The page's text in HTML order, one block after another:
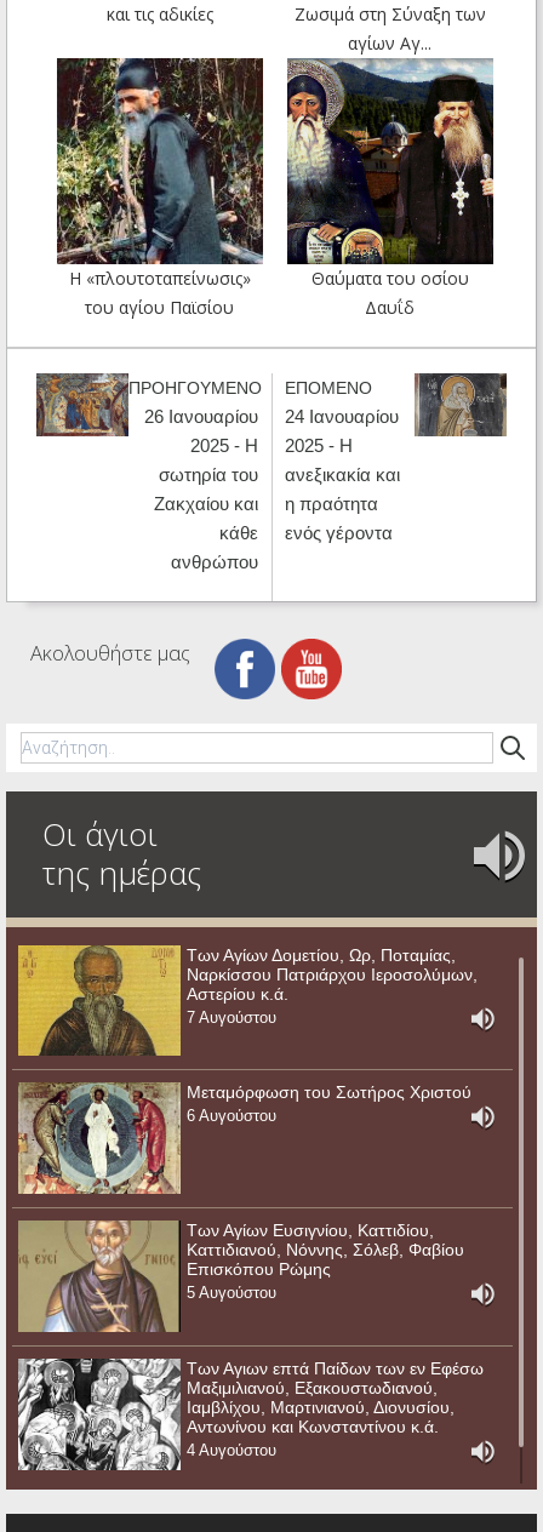
και τις αδικίες
Ζωσιμά στη Σύναξη των
αγίων Αγ...
Η «πλουτοταπείνωσις»
του αγίου Παϊσίου
Θαύματα του οσίου
Δαυΐδ
ΠΡΟΗΓΟΥΜΕΝΟ
26 Ιανουαρίου
2025 - Η
σωτηρία του
Ζακχαίου και
κάθε
ανθρώπου
ΕΠΟΜΕΝΟ
24 Ιανουαρίου
2025 - Η
ανεξικακία και
η πραότητα
ενός γέροντα
Ακολουθήστε μας
Οι άγιοι
της ημέρας
Των Αγίων Δομετίου, Ωρ, Ποταμίας,
Ναρκίσσου Πατριάρχου Ιεροσολύμων,
Αστερίου κ.ά.
7 Αυγούστου
Μεταμόρφωση του Σωτήρος Χριστού
6 Αυγούστου
Των Αγίων Ευσιγνίου, Καττιδίου,
Καττιδιανού, Νόννης, Σόλεβ, Φαβίου
Επισκόπου Ρώμης
5 Αυγούστου
Των Αγιων επτά Παίδων των εν Εφέσω
Μαξιμιλιανού, Εξακουστωδιανού,
Ιαμβλίχου, Μαρτινιανού, Διονυσίου,
Αντωνίνου και Κωνσταντίνου κ.ά.
4 Αυγούστου